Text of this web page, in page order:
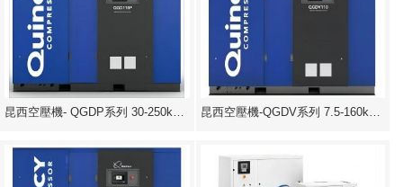
昆西空壓機- QGDP系列 30-250kW螺桿 昆西空壓機-QGDV系列 7.5-160kW永磁